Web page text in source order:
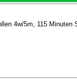
4w/5m, 115 Minuten